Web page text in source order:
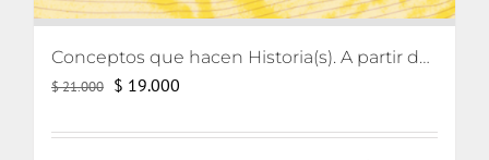
Conceptos que hacen Historia(s). A partir de Reinhart Koselleck
$21.000 El
original
$ 19.000
actual